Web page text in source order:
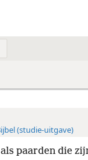
(studie-uitgave)
paarden die